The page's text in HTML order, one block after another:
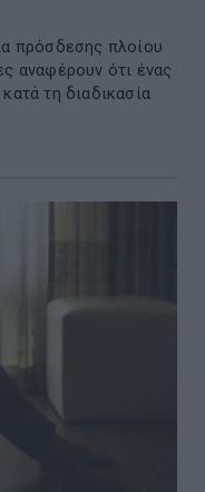
πρόσδεσης πλοίου
αναφέρουν ότι ένας
τη διαδικασία